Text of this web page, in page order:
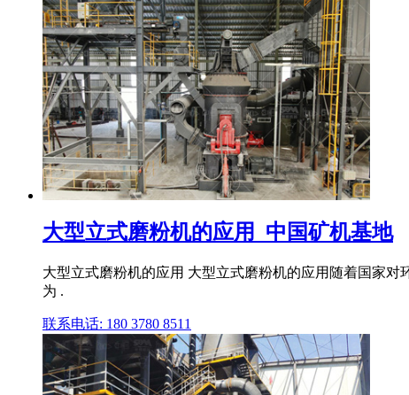
大型立式磨粉机的应用_中国矿机基地
大型立式磨粉机的应用 大型立式磨粉机的应用随着国家
为 .
联系电话: 180 3780 8511